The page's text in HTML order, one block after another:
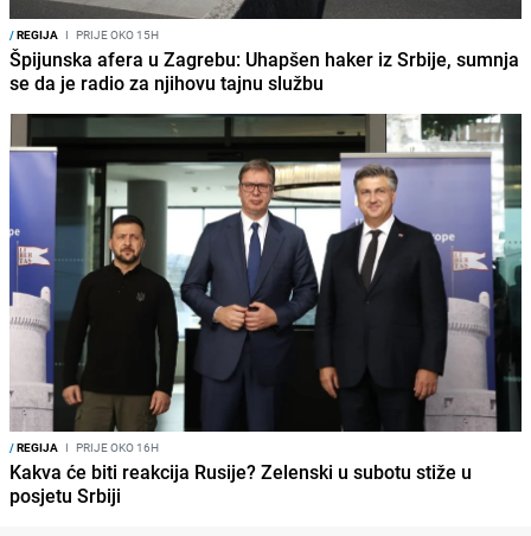
/REGIJA I PRIJE OKO 15H
Špijunska afera u Zagrebu: Uhapšen haker iz Srbije, sumnja
se da je radio za njihovu tajnu službu
/REGIJA I PRIJE OKO 16H
Kakva će biti reakcija Rusije? Zelenski u subotu stiže u
posjetu Srbiji